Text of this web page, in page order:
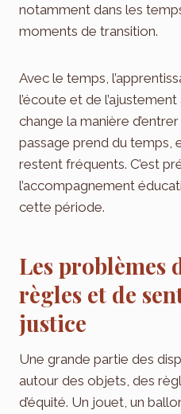
notamment dans les
moments de transition.
Avec le temps,
l’écoute et de
change la manière
passage prend du temps,
restent fréquents. C’est
l’accompagnement
cette période.
Les problèmes
règles et de
justice
Une grande partie des
autour des objets, des
d’équité. Un jouet, un